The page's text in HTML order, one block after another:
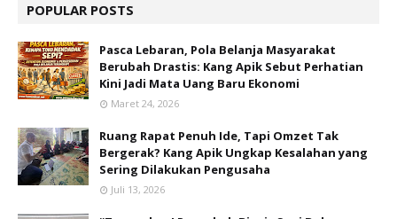
POPULAR POSTS
Pasca Lebaran, Pola Belanja Masyarakat
Berubah Drastis: Kang Apik Sebut Perhatian
Kini Jadi Mata Uang Baru Ekonomi
Maret 24, 2026
Ruang Rapat Penuh Ide, Tapi Omzet Tak
Bergerak? Kang Apik Ungkap Kesalahan yang
Sering Dilakukan Pengusaha
Juli 13, 2026